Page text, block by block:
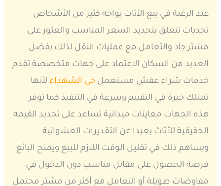
عند الرغبة في بيع الأثاث يواجه كثير من الأشخاص
تحديات تتعلق بتحديد السعر المناسب والعثور على
مشتر جاد والتعامل مع عمليات النقل لذلك يفضل
العديد من السكان الاعتماد على جهات متخصصة تقدم
خدمات شراء عفش مستعمل حي الشهداءلأنها
تمتلك خبرة في التقييم وسرعة في التنفيذ كما توفر
هذه الجهات معاينات ميدانية تساعد على تحديد القيمة
الحقيقية للأثاث بعيدا عن التقديرات العشوائية
ويساهم ذلك في تقليل الوقت اللازم للبيع ويمنح البائع
فرصة الحصول على مقابل مناسب دون الدخول في
مفاوضات طويلة أو التعامل مع أكثر من مشتر محتمل